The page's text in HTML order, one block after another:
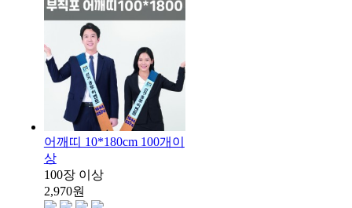
어깨띠 10*180cm 100개이
상
100장 이상
2,970원